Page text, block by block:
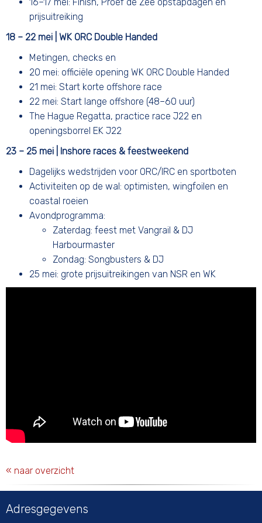
prijsuitreiking
18 – 22 mei | WK ORC Double Handed
Metingen, checks en
20 mei: officiële opening WK ORC Double Handed
21 mei: Start korte offshore race
22 mei: Start lange offshore (48–60 uur)
The Hague Regatta, practice race J22 en
openingsborrel EK J22
23 – 25 mei | Inshore races & feestweekend
Dagelijks wedstrijden voor ORC/IRC en sportboten
Activiteiten op de wal: optimisten, wingfoilen en
coastal roeien
Avondprogramma:
Zaterdag: feest met Vangrail & DJ
Harbourmaster
Zondag: Songbusters & DJ
25 mei: grote prijsuitreikingen van NSR en WK
« naar overzicht
Adresgegevens